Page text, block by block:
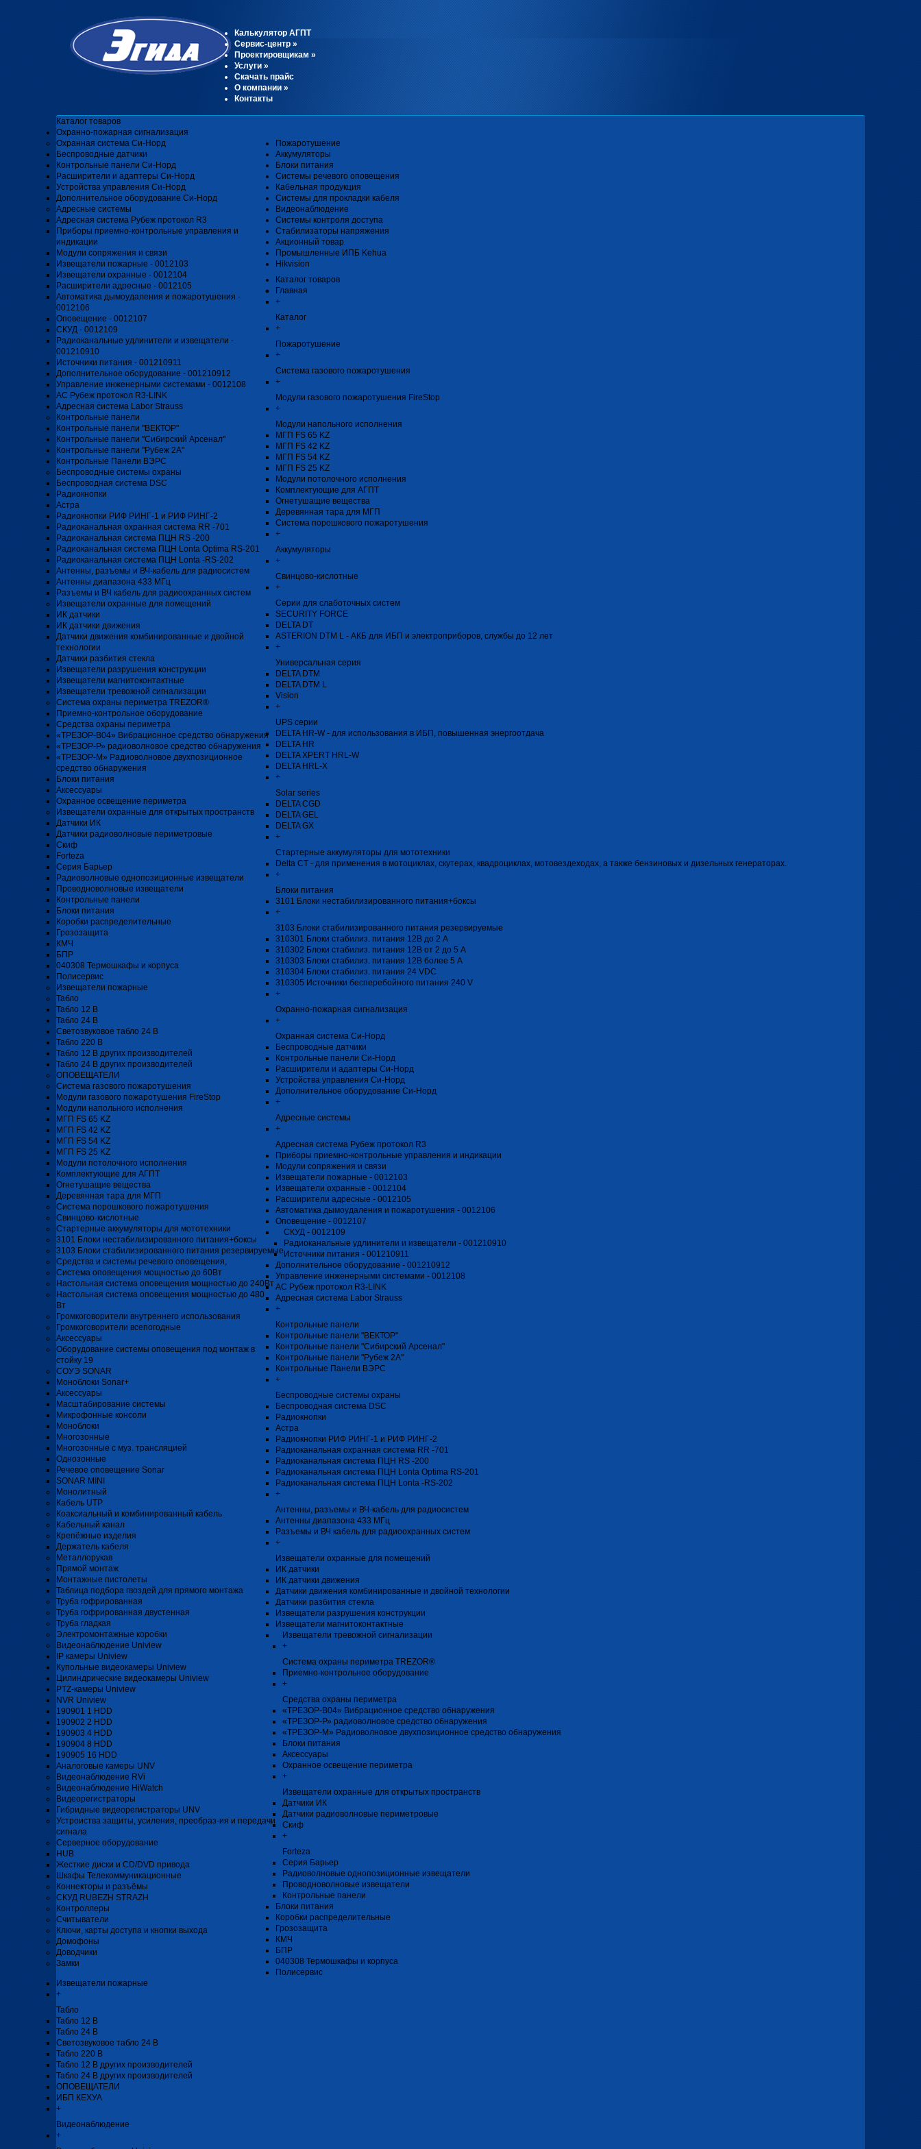
Калькулятор АГПТ
Сервис-центр»
Проектировщикам »
Услуги»
Скачать прайс
О компании»
Контакты
Каталог товаров
Охранно-пожарная сигнализация
Охранная система Си-Норд
Беспроводные датчики
Контрольные панели Си-Норд
Расширители и адаптеры Си-Норд
Устройства управления Си-Норд
Дополнительное оборудование Си-Норд
Адресные системы
Адресная система Рубеж протокол R3
Приборы приемно-контрольные управления и
индикации
Модули сопряжения и связи
Извещатели пожарные - 0012103
Извещатели охранные - 0012104
Расширители адресные - 0012105
Автоматика дымоудаления и пожаротушения -
0012106
Оповещение - 0012107
СКУД - 0012109
Радиоканальные удлинители и извещатели -
001210910
Источники питания - 001210911
Дополнительное оборудование - 001210912
Управление инженерными системами - 0012108
АС Рубеж протокол R3-LINK
Адресная система Labor Strauss
Контрольные панели
Контрольные панели "ВЕКТОР"
Контрольные панели "Сибирский Арсенал"
Контрольные панели "Рубеж 2А"
Контрольные Панели ВЭРС
Беспроводные системы охраны
Беспроводная система DSC
Радиокнопки
Астра
Радиокнопки РИФ РИНГ-1 и РИФ РИНГ-2
Радиоканальная охранная система RR -701
Радиоканальная система ПЦН RS -200
Радиоканальная система ПЦН Lonta Optima RS-201
Радиоканальная система ПЦН Lonta -RS-202
Антенны, разъемы и ВЧ-кабель для радиосистем
Антенны диапазона 433 МГц
Разъемы и ВЧ кабель для радиоохранных систем
Извещатели охранные для помещений
ИК датчики
ИК датчики движения
Датчики движения комбинированные и двойной
технологии
Датчики разбития стекла
Извещатели разрушения конструкции
Извещатели магнитоконтактные
Извещатели тревожной сигнализации
Система охраны периметра TREZOR®
Приемно-контрольное оборудование
Средства охраны периметра
«ТРЕЗОР-В04» Вибрационное средство обнаружения
«ТРЕЗОР-Р» радиоволновое средство обнаружения
«ТРЕЗОР-М» Радиоволновое двухпозиционное
средство обнаружения
Блоки питания
Аксессуары
Охранное освещение периметра
Извещатели охранные для открытых пространств
Датчики ИК
Датчики радиоволновые периметровые
Скиф
Forteza
Серия Барьер
Радиоволновые однопозиционные извещатели
Проводноволновые извещатели
Контрольные панели
Блоки питания
Коробки распределительные
Грозозащита
КМЧ
БПР
040308 Термошкафы и корпуса
Полисервис
Извещатели пожарные
Табло
Табло 12 В
Табло 24 В
Светозвуковое табло 24 В
Табло 220 В
Табло 12 В других производителей
Табло 24 В других производителей
ОПОВЕЩАТЕЛИ
Пожаротушение
Система газового пожаротушения
Модули газового пожаротушения FireStop
Модули напольного исполнения
МГП FS 65 KZ
МГП FS 42 KZ
МГП FS 54 KZ
МГП FS 25 KZ
Модули потолочного исполнения
Комплектующие для АГПТ
Огнетушащие вещества
Деревянная тара для МГП
Система порошкового пожаротушения
Аккумуляторы
Свинцово-кислотные
Стартерные аккумуляторы для мототехники
Блоки питания
3101 Блоки нестабилизированного питания+боксы
3103 Блоки стабилизированного питания резервируемые
Системы речевого оповещения
Средства и системы речевого оповещения,
Система оповещения мощностью до 60Вт
Настольная система оповещения мощностью до 240Вт
Настольная система оповещения мощностью до 480
Вт
Громкоговорители внутреннего использования
Громкоговорители всепогодные
Аксессуары
Оборудование системы оповещения под монтаж в
стойку 19
СОУЭ SONAR
Моноблоки Sonar+
Аксессуары
Масштабирование системы
Микрофонные консоли
Моноблоки
Многозонные
Многозонные с муз. трансляцией
Однозонные
Речевое оповещение Sonar
SONAR MINI
Кабельная продукция
Монолитный
Кабель UTP
Коаксиальный и комбинированный кабель
Системы для прокладки кабеля
Кабельный канал
Крепёжные изделия
Держатель кабеля
Металлорукав
Прямой монтаж
Монтажные пистолеты
Таблица подбора гвоздей для прямого монтажа
Труба гофрированная
Труба гофрированная двустенная
Труба гладкая
Электромонтажные коробки
Видеонаблюдение
Видеонаблюдение Uniview
IP камеры Uniview
Купольные видеокамеры Uniview
Цилиндрические видеокамеры Uniview
PTZ-камеры Uniview
NVR Uniview
190901 1 HDD
190902 2 HDD
190903 4 HDD
190904 8 HDD
190905 16 HDD
Аналоговые камеры UNV
Видеонаблюдение RVi
Видеонаблюдение HiWatch
Видеорегистраторы
Гибридные видеорегистраторы UNV
Устроиства защиты, усиления, преобраз-ия и передачи
сигнала
Серверное оборудование
HUB
Жесткие диски и CD/DVD привода
Шкафы Телекоммуникационные
Коннекторы и разъёмы
Системы контроля доступа
СКУД RUBEZH STRAZH
Контроллеры
Считыватели
Ключи, карты доступа и кнопки выхода
Домофоны
Доводчики
Замки
Стабилизаторы напряжения
Акционный товар
Промышленные ИПБ Kehua
Hikvision
Каталог товаров
Главная
+
Каталог
+
Пожаротушение
+
Система газового пожаротушения
+
Модули газового пожаротушения FireStop
+
Модули напольного исполнения
МГП FS 65 KZ
МГП FS 42 KZ
МГП FS 54 KZ
МГП FS 25 KZ
Модули потолочного исполнения
Комплектующие для АГПТ
Огнетушащие вещества
Деревянная тара для МГП
Система порошкового пожаротушения
+
Аккумуляторы
+
Свинцово-кислотные
+
Серии для слаботочных систем
SECURITY FORCE
DELTA DT
ASTERION DTM L - АКБ для ИБП и электроприборов, службы до 12 лет
+
Универсальная серия
DELTA DTM
DELTA DTM L
Vision
+
UPS серии
DELTA HR-W - для использования в ИБП, повышенная энергоотдача
DELTA HR
DELTA XPERT HRL-W
DELTA HRL-Х
+
Solar series
DELTA CGD
DELTA GEL
DELTA GX
+
Стартерные аккумуляторы для мототехники
Delta CT - для применения в мотоциклах, скутерах, квадроциклах, мотовездеходах, а также бензиновых и дизельных генераторах.
+
Блоки питания
3101 Блоки нестабилизированного питания+боксы
+
3103 Блоки стабилизированного питания резервируемые
310301 Блоки стабилиз. питания 12В до 2 А
310302 Блоки стабилиз. питания 12В от 2 до 5 А
310303 Блоки стабилиз. питания 12В более 5 А
310304 Блоки стабилиз. питания 24 VDC
310305 Источники бесперебойного питания 240 V
+
Охранно-пожарная сигнализация
+
Охранная система Си-Норд
Беспроводные датчики
Контрольные панели Си-Норд
Расширители и адаптеры Си-Норд
Устройства управления Си-Норд
Дополнительное оборудование Си-Норд
+
Адресные системы
+
Адресная система Рубеж протокол R3
Приборы приемно-контрольные управления и индикации
Модули сопряжения и связи
Извещатели пожарные - 0012103
Извещатели охранные - 0012104
Расширители адресные - 0012105
Автоматика дымоудаления и пожаротушения - 0012106
Оповещение - 0012107
СКУД - 0012109
Радиоканальные удлинители и извещатели - 001210910
Источники питания - 001210911
Дополнительное оборудование - 001210912
Управление инженерными системами - 0012108
АС Рубеж протокол R3-LINK
Адресная система Labor Strauss
+
Контрольные панели
Контрольные панели "ВЕКТОР"
Контрольные панели "Сибирский Арсенал"
Контрольные панели "Рубеж 2А"
Контрольные Панели ВЭРС
+
Беспроводные системы охраны
Беспроводная система DSC
Радиокнопки
Астра
Радиокнопки РИФ РИНГ-1 и РИФ РИНГ-2
Радиоканальная охранная система RR -701
Радиоканальная система ПЦН RS -200
Радиоканальная система ПЦН Lonta Optima RS-201
Радиоканальная система ПЦН Lonta -RS-202
+
Антенны, разъемы и ВЧ-кабель для радиосистем
Антенны диапазона 433 МГц
Разъемы и ВЧ кабель для радиоохранных систем
+
Извещатели охранные для помещений
ИК датчики
ИК датчики движения
Датчики движения комбинированные и двойной технологии
Датчики разбития стекла
Извещатели разрушения конструкции
Извещатели магнитоконтактные
Извещатели тревожной сигнализации
+
Система охраны периметра TREZOR®
Приемно-контрольное оборудование
+
Средства охраны периметра
«ТРЕЗОР-В04» Вибрационное средство обнаружения
«ТРЕЗОР-Р» радиоволновое средство обнаружения
«ТРЕЗОР-М» Радиоволновое двухпозиционное средство обнаружения
Блоки питания
Аксессуары
Охранное освещение периметра
+
Извещатели охранные для открытых пространств
Датчики ИК
Датчики радиоволновые периметровые
Скиф
+
Forteza
Серия Барьер
Радиоволновые однопозиционные извещатели
Проводноволновые извещатели
Контрольные панели
Блоки питания
Коробки распределительные
Грозозащита
КМЧ
БПР
040308 Термошкафы и корпуса
Полисервис
Извещатели пожарные
+
Табло
Табло 12 В
Табло 24 В
Светозвуковое табло 24 В
Табло 220 В
Табло 12 В других производителей
Табло 24 В других производителей
ОПОВЕЩАТЕЛИ
ИБП КЕХУА
+
Видеонаблюдение
+